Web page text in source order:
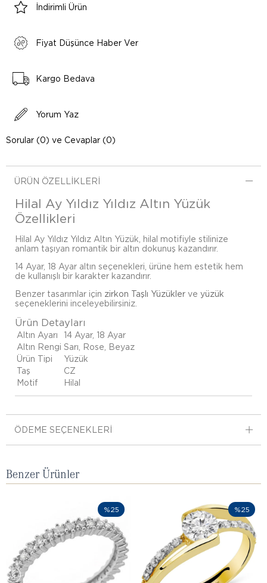
İndirimli Ürün
Fiyat Düşünce Haber Ver
Kargo Bedava
Yorum Yaz
Sorular (0) ve Cevaplar (0)
ÜRÜN ÖZELLIKLERI
Hilal Ay Yıldız Yıldız Altın Yüzük
Özellikleri
Hilal Ay Yıldız Yıldız Altın Yüzük, hilal motifiyle stilinize
anlam taşıyan romantik bir altın dokunuş kazandırır.
14 Ayar, 18 Ayar altın seçenekleri, ürüne hem estetik hem
de kullanışlı bir karakter kazandırır.
Benzer tasarımlar için zirkon Taşlı Yüzükler ve yüzük
seçeneklerini inceleyebilirsiniz.
Ürün Detayları
Altın Ayarı
14 Ayar, 18 Ayar
Altın Rengi Sarı, Rose, Beyaz
Ürün Tipi
Yüzük
Taş
CZ
Motif
Hilal
ÖDEME SEÇENEKLERI
Benzer Ürünler
%25 %25